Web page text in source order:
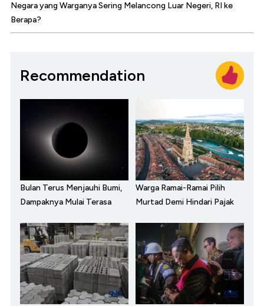
Negara yang Warganya Sering Melancong Luar Negeri, RI ke
Berapa?
Recommendation
Bulan Terus Menjauhi Bumi,
Dampaknya Mulai Terasa
Warga Ramai-Ramai Pilih
Murtad Demi Hindari Pajak